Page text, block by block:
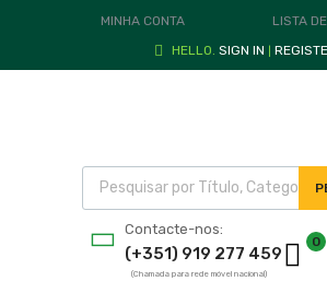
MINHA CONTA
LISTA
HELLO. SIGN IN
Contacte-nos:
(+351) 919 277 459
(Chamada para rede móvel nacional)
0